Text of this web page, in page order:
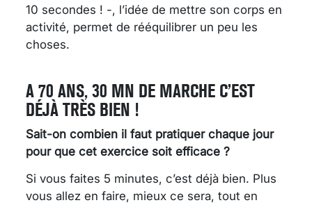
10 secondes ! -, l’idée de mettre son corps en
activité, permet de rééquilibrer un peu les
choses.
A 70 ANS, 30 MN DE MARCHE C’EST
DÉJÀ TRÈS BIEN !
Sait-on combien il faut pratiquer chaque jour
pour que cet exercice soit efficace ?
Si vous faites 5 minutes, c’est déjà bien. Plus
vous allez en faire, mieux ce sera, tout en